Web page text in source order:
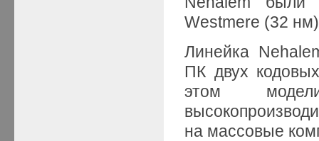
Westmere (32
Линейка
ПК двух
этом
на массовые